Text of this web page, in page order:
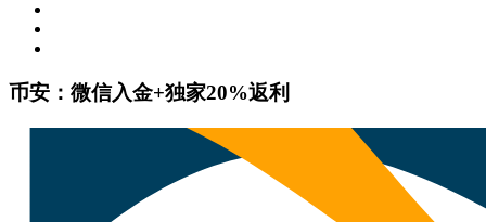
币安：微信入金+独家20%返利